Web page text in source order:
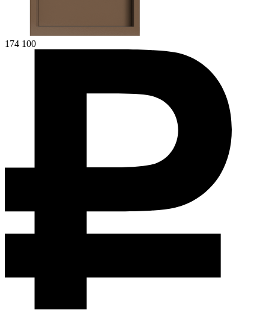
174 100